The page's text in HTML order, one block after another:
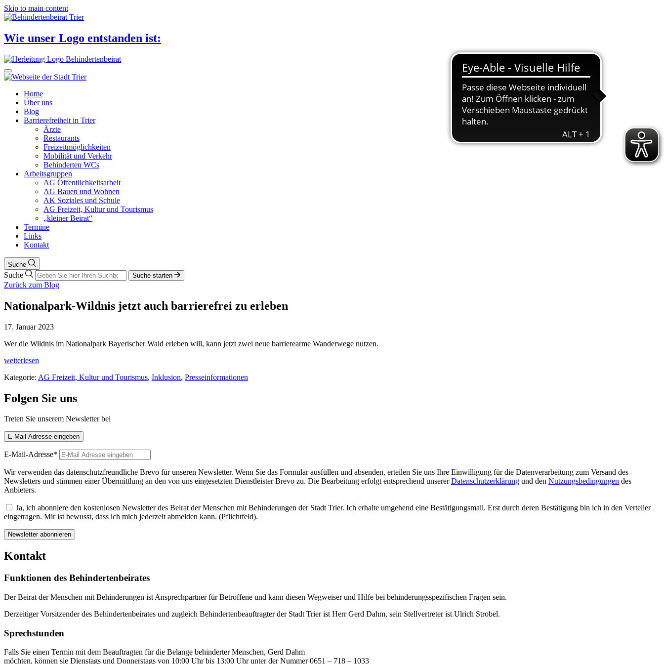
Skip to main content
Wie unser Logo entstanden ist:
Home
Über uns
Blog
Barrierefreiheit in Trier
Ärzte
Restaurants
Freizeitmöglichkeiten
Mobilität und Verkehr
Behinderten WCs
Arbeitsgruppen
AG Öffentlichkeitsarbeit
AG Bauen und Wohnen
AK Soziales und Schule
AG Freizeit, Kultur und Tourismus
„kleiner Beirat“
Termine
Links
Kontakt
Suche
Suche Suche starten
Zurück zum Blog
Nationalpark-Wildnis jetzt auch barrierefrei zu erleben
17. Januar 2023
Wer die Wildnis im Nationalpark Bayerischer Wald erleben will, kann jetzt zwei neue barrierearme Wanderwege nutzen.
weiterlesen
Kategorie: AG Freizeit, Kultur und Tourismus, Inklusion, Presseinformationen
Folgen Sie uns
Treten Sie unserem Newsletter bei
E-Mail Adresse eingeben
E-Mail-Adresse*
Wir verwenden das datenschutzfreundliche Brevo für unseren Newsletter. Wenn Sie das Formular ausfüllen und absenden, erteilen Sie uns Ihre Einwilligung für die Datenverarbeitung zum Versand des
Newsletters und stimmen einer Übermittlung an den von uns eingesetzten Dienstleister Brevo zu. Die Bearbeitung erfolgt entsprechend unsererDatenschutzerklärung und den Nutzungsbedingungen des
Anbieters.
Ja, ich abonniere den kostenlosen Newsletter des Beirat der Menschen mit Behinderungen der Stadt Trier. Ich erhalte umgehend eine Bestätigungsmail. Erst durch deren Bestätigung bin ich in den Verteiler
eingetragen. Mir ist bewusst, dass ich mich jederzeit abmelden kann. (Pflichtfeld).
Kontakt
Funktionen des Behindertenbeirates
Der Beirat der Menschen mit Behinderungen ist Ansprechpartner für Betroffene und kann diesen Wegweiser und Hilfe bei behinderungsspezifischen Fragen sein.
Derzeitiger Vorsitzender des Behindertenbeirates und zugleich Behindertenbeauftragter der Stadt Trier ist Herr Gerd Dahm, sein Stellvertreter ist Ulrich Strobel.
Sprechstunden
Falls Sie einen Termin mit dem Beauftragten für die Belange behinderter Menschen, Gerd Dahm
möchten, können sie Dienstags und Donnerstags von 10:00 Uhr bis 13:00 Uhr unter der Nummer 0651 – 718 – 1033